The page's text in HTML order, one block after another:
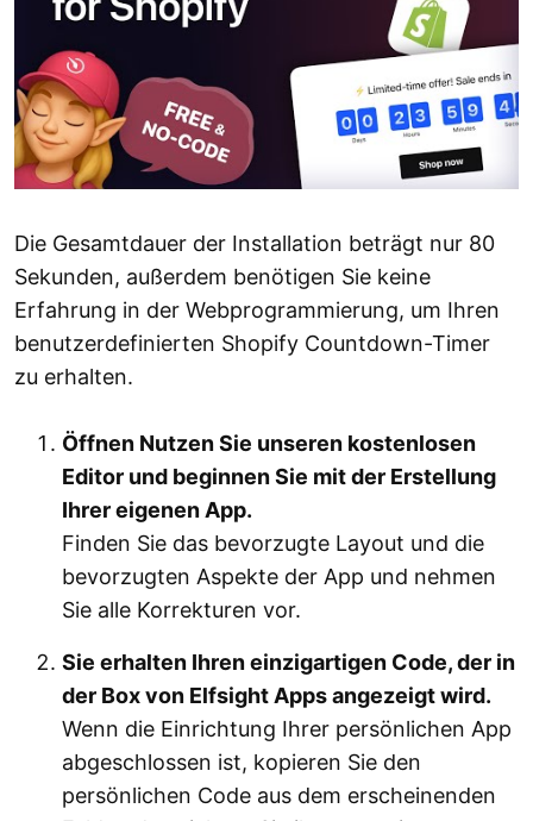
Die Gesamtdauer der Installation beträgt nur 80
Sekunden, außerdem benötigen Sie keine
Erfahrung in der Webprogrammierung, um Ihren
benutzerdefinierten Shopify Countdown-Timer
zu erhalten.
Öffnen Nutzen Sie unseren kostenlosen
Editor und beginnen Sie mit der Erstellung
Ihrer eigenen App.
Finden Sie das bevorzugte Layout und die
bevorzugten Aspekte der App und nehmen
Sie alle Korrekturen vor.
Sie erhalten Ihren einzigartigen Code, der in
der Box von Elfsight Apps angezeigt wird.
Wenn die Einrichtung Ihrer persönlichen App
abgeschlossen ist, kopieren Sie den
persönlichen Code aus dem erscheinenden